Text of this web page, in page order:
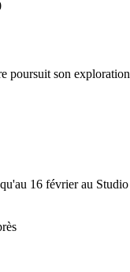
poursuit son
16 février au